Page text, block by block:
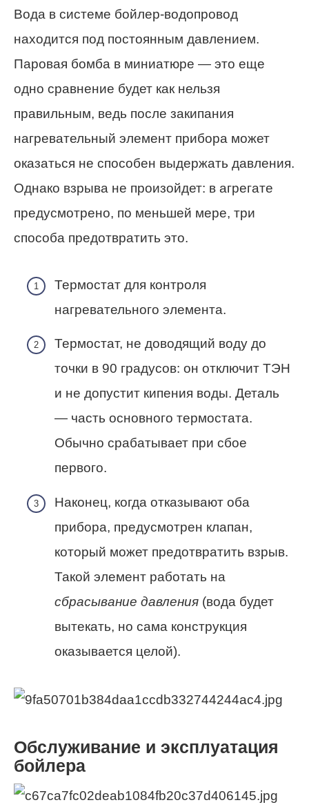
Вода в системе бойлер-водопровод
находится под постоянным давлением.
Паровая бомба в миниатюре — это еще
одно сравнение будет как нельзя
правильным, ведь после закипания
нагревательный элемент прибора может
оказаться не способен выдержать давления.
Однако взрыва не произойдет: в агрегате
предусмотрено, по меньшей мере, три
способа предотвратить это.
Термостат для контроля
нагревательного элемента.
Термостат, не доводящий воду до
точки в 90 градусов: он отключит ТЭН
и не допустит кипения воды. Деталь
— часть основного термостата.
Обычно срабатывает при сбое
первого.
Наконец, когда отказывают оба
прибора, предусмотрен клапан,
который может предотвратить взрыв.
Такой элемент работать на
сбрасывание давления (вода будет
вытекать, но сама конструкция
оказывается целой).
Обслуживание и эксплуатация
бойлера